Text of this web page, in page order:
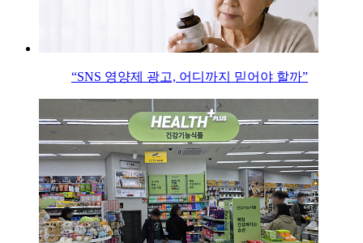
“SNS 영양제 광고, 어디까지 믿어야 할까”